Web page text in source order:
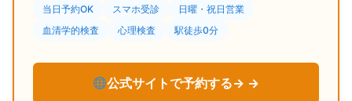
当日予約OK
スマホ受診
日曜・祝日営業
血清学的検査
心理検査 駅徒歩0分
公式サイトで予約する→